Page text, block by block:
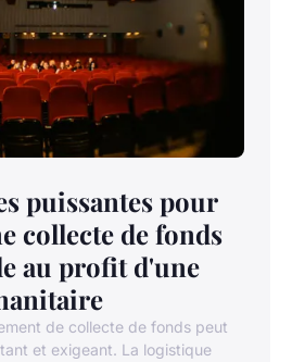
puissantes pour
collecte de fonds
au profit d'une
de collecte de fonds peut
et exigeant. La logistique